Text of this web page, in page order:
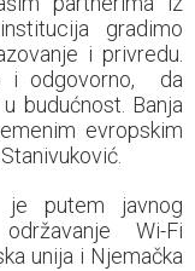
gradimo
i privredu.
i odgovorno, da
budućnost. Banja
evropskim
je putem javnog
Wi-Fi
unija i Njemačka